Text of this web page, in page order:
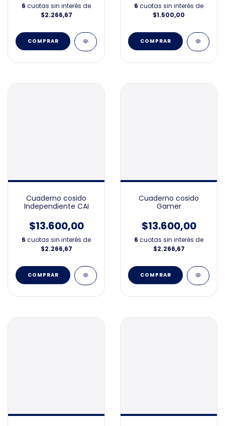
6 cuotas sin interés de
$2.266,67
6 cuotas sin interés de
$1.500,00
Cuaderno cosido
Independiente CAI
$13.600,00
6 cuotas sin interés de
$2.266,67
Cuaderno cosido
Gamer
$13.600,00
6 cuotas sin interés de
$2.266,67